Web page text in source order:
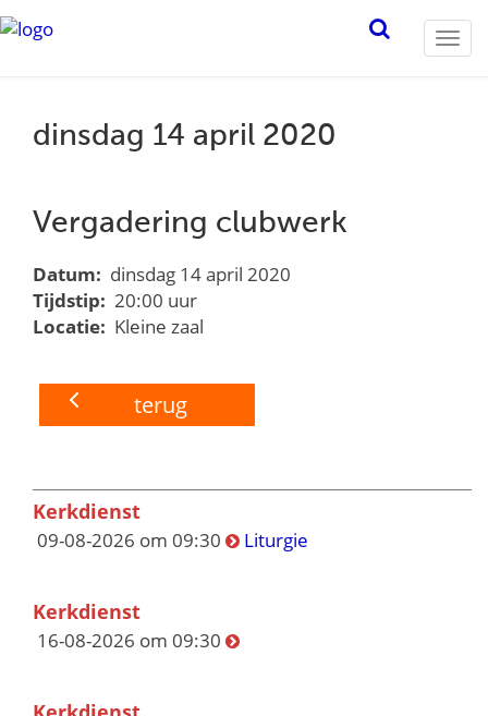
dinsdag 14 april 2020
Vergadering clubwerk
Datum: dinsdag 14 april 2020
Tijdstip: 20:00 uur
Locatie: Kleine zaal
terug
Kerkdienst
09-08-2026 om 09:30 Liturgie
Kerkdienst
16-08-2026 om 09:30